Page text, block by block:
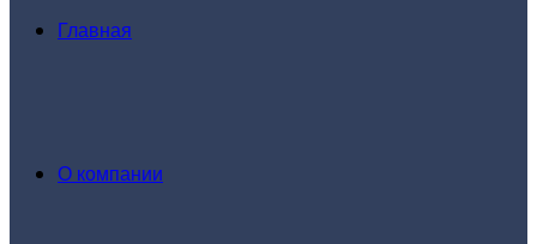
Главная
О компании